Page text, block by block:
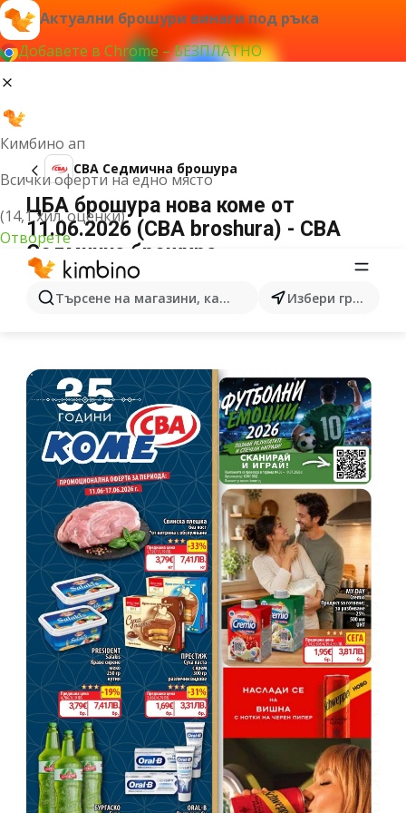
Актуални брошури винаги под ръка
Добавете в Chrome – БЕЗПЛАТНО
Кимбино ап
Всички оферти на едно място
(14,1 хил. оценки)
Отворете
Търсене на магазини, категории, продукти...Избери град
CBA Cедмична брошура
ЦБА брошура нова коме от
11.06.2026 (CBA broshura) - CBA
Cедмична брошура